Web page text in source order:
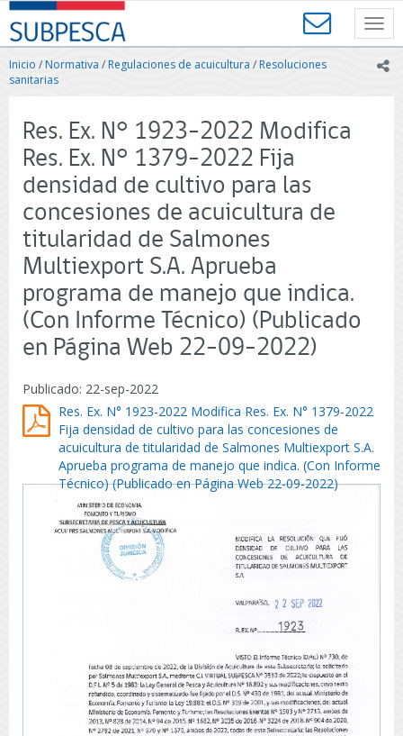
Contenido
principal
SUBPESCA
-
Subsecretaría
de
Acuicultura
Gobierno
de
Inicio /Normativa / Regulaciones de acuicultura /Resoluciones
sanitarias
Res. Ex. N° 1923-2022 Modifica
Res. Ex. N° 1379-2022 Fija
densidad de cultivo para las
concesiones de acuicultura de
titularidad de Salmones
Multiexport S.A. Aprueba
programa de manejo que indica.
(Con Informe Técnico) (Publicado
en Página Web 22-09-2022)
Publicado: 22-sep-2022
Res. Ex. N° 1923-2022 Modifica Res. Ex. N° 1379-2022
Fija densidad de cultivo para las concesiones de
acuicultura de titularidad de Salmones Multiexport S.A.
Aprueba programa de manejo que indica. (Con Informe
Técnico) (Publicado en Página Web 22-09-2022)